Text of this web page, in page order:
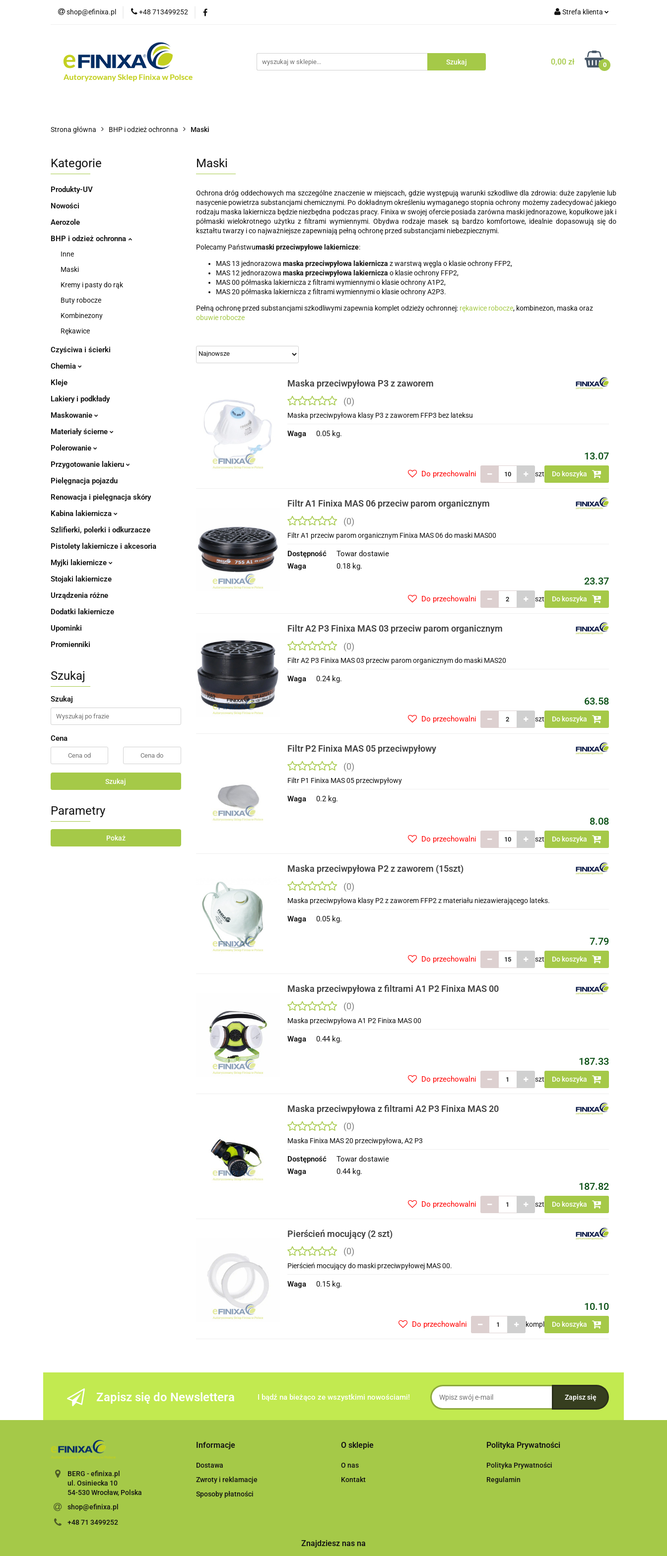
shop@efinixa.pl +48 713499252 Strefa klienta
Zarejestruj się
Dodaj zgłoszenie
0,00 zł 0
Strona główna BHP i odzież ochronna Maski
Kategorie
Produkty-UV
Nowości
Aerozole
BHP i odzież ochronna
Inne
Maski
Kremy i pasty do rąk
Buty robocze
Kombinezony
Rękawice
Czyściwa i ścierki
Chemia
Kleje
Lakiery i podkłady
Maskowanie
Materiały ścierne
Polerowanie
Przygotowanie lakieru
Pielęgnacja pojazdu
Renowacja i pielęgnacja skóry
Kabina lakiernicza
Szlifierki, polerki i odkurzacze
Pistolety lakiernicze i akcesoria
Myjki lakiernicze
Stojaki lakiernicze
Urządzenia różne
Dodatki lakiernicze
Upominki
Promienniki
Szukaj
Szukaj
Cena
Szukaj
Parametry
Pokaż
Maski
Ochrona dróg oddechowych ma szczególne znaczenie w miejscach, gdzie występują warunki szkodliwe dla zdrowia: duże zapylenie lub
nasycenie powietrza substancjami chemicznymi. Po dokładnym określeniu wymaganego stopnia ochrony możemy zadecydować jakiego
rodzaju maska lakiernicza będzie niezbędna podczas pracy. Finixa w swojej ofercie posiada zarówna maski jednorazowe, kopułkowe jak i
półmaski wielokrotnego użytku z filtrami wymiennymi. Obydwa rodzaje masek są bardzo komfortowe, idealnie dopasowują się do
kształtu twarzy i co najważniejsze zapewniają pełną ochronę przed substancjami niebezpiecznymi.
Polecamy Państwumaski przeciwpyłowe lakiernicze:
MAS 13 jednorazowa maska przeciwpyłowa lakiernicza z warstwą węgla o klasie ochrony FFP2,
MAS 12 jednorazowa maska przeciwpyłowa lakiernicza o klasie ochrony FFP2,
MAS 00 półmaska lakiernicza z filtrami wymiennymi o klasie ochrony A1P2,
MAS 20 półmaska lakiernicza z filtrami wymiennymi o klasie ochrony A2P3.
Pełną ochronę przed substancjami szkodliwymi zapewnia komplet odzieży ochronnej: rękawice robocze, kombinezon, maska oraz
obuwie robocze
Maska przeciwpyłowa P3 z zaworem
(0)
Maska przeciwpyłowa klasy P3 z zaworem FFP3 bez lateksu
Waga 0.05 kg.
13.07
szt Do koszyka
Do przechowalni
Filtr A1 Finixa MAS 06 przeciw parom organicznym
(0)
Filtr A1 przeciw parom organicznym Finixa MAS 06 do maski MAS00
Dostępność
Towar dostawie
Waga
0.18 kg.
23.37
szt Do koszyka
Do przechowalni
Filtr A2 P3 Finixa MAS 03 przeciw parom organicznym
(0)
Filtr A2 P3 Finixa MAS 03 przeciw parom organicznym do maski MAS20
Waga 0.24 kg.
63.58
szt Do koszyka
Do przechowalni
Filtr P2 Finixa MAS 05 przeciwpyłowy
(0)
Filtr P1 Finixa MAS 05 przeciwpyłowy
Waga 0.2 kg.
8.08
szt Do koszyka
Do przechowalni
Maska przeciwpyłowa P2 z zaworem (15szt)
(0)
Maska przeciwpyłowa klasy P2 z zaworem FFP2 z materiału niezawierającego lateks.
Waga 0.05 kg.
7.79
szt Do koszyka
Do przechowalni
Maska przeciwpyłowa z filtrami A1 P2 Finixa MAS 00
(0)
Maska przeciwpyłowa A1 P2 Finixa MAS 00
Waga 0.44 kg.
187.33
szt Do koszyka
Do przechowalni
Maska przeciwpyłowa z filtrami A2 P3 Finixa MAS 20
(0)
Maska Finixa MAS 20 przeciwpyłowa, A2 P3
Dostępność
Towar dostawie
Waga
0.44 kg.
187.82
szt Do koszyka
Do przechowalni
Pierścień mocujący (2 szt)
(0)
Pierścień mocujący do maski przeciwpyłowej MAS 00.
Waga 0.15 kg.
10.10
kompl Do koszyka
Do przechowalni
Zapisz się do Newslettera I bądź na bieżąco ze wszystkimi nowościami!
BERG - efinixa.pl
ul. Osiniecka 10
54-530 Wrocław, Polska
shop@efinixa.pl
+48 71 3499252
Informacje
Dostawa
Zwroty i reklamacje
Sposoby płatności
O sklepie
O nas
Kontakt
Polityka Prywatności
Polityka Prywatności
Regulamin
Znajdziesz nas na